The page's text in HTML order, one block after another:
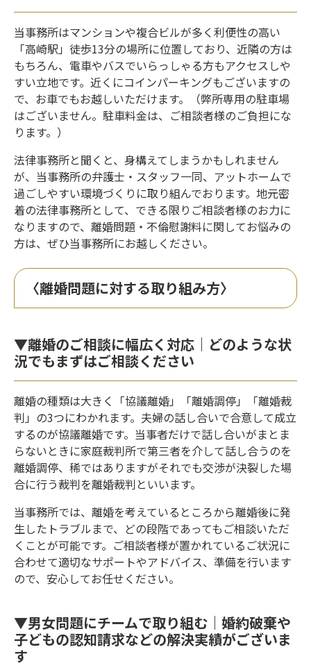
当事務所はマンションや複合ビルが多く利便性の高い
「高崎駅」徒歩13分の場所に位置しており、近隣の方は
もちろん、電車やバスでいらっしゃる方もアクセスしや
すい立地です。近くにコインパーキングもございますの
で、お車でもお越しいただけます。（弊所専用の駐車場
はございません。駐車料金は、ご相談者様のご負担にな
ります。）
法律事務所と聞くと、身構えてしまうかもしれません
が、当事務所の弁護士・スタッフ一同、アットホームで
過ごしやすい環境づくりに取り組んでおります。地元密
着の法律事務所として、できる限りご相談者様のお力に
なりますので、離婚問題・不倫慰謝料に関してお悩みの
方は、ぜひ当事務所にお越しください。
〈離婚問題に対する取り組み方〉
▼離婚のご相談に幅広く対応｜どのような状
況でもまずはご相談ください
離婚の種類は大きく「協議離婚」「離婚調停」「離婚裁
判」の3つにわかれます。夫婦の話し合いで合意して成立
するのが協議離婚です。当事者だけで話し合いがまとま
らないときに家庭裁判所で第三者を介して話し合うのを
離婚調停、稀ではありますがそれでも交渉が決裂した場
合に行う裁判を離婚裁判といいます。
当事務所では、離婚を考えているところから離婚後に発
生したトラブルまで、どの段階であってもご相談いただ
くことが可能です。ご相談者様が置かれているご状況に
合わせて適切なサポートやアドバイス、準備を行います
ので、安心してお任せください。
▼男女問題にチームで取り組む｜婚約破棄や
子どもの認知請求などの解決実績がございま
す